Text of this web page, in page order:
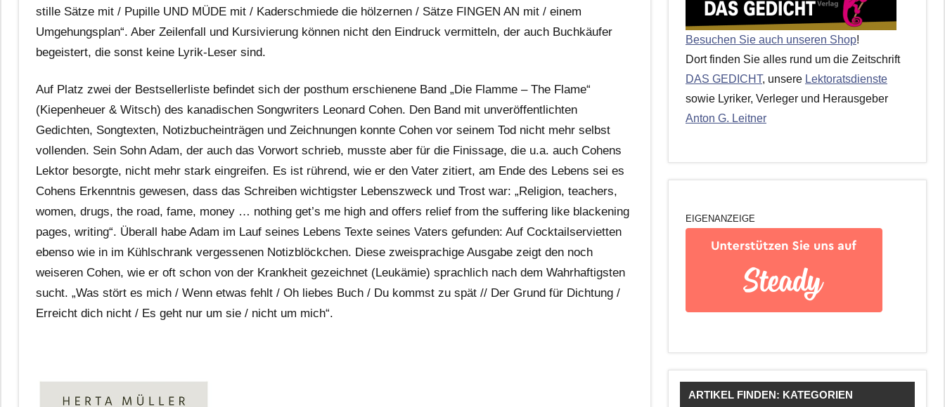
stille Sätze mit / Pupille UND MÜDE mit / Kaderschmiede die hölzernen / Sätze FINGEN AN mit / einem
Umgehungsplan“. Aber Zeilenfall und Kursivierung können nicht den Eindruck vermitteln, der auch Buchkäufer
begeistert, die sonst keine Lyrik-Leser sind.
Auf Platz zwei der Bestsellerliste befindet sich der posthum erschienene Band „Die Flamme – The Flame“
(Kiepenheuer & Witsch) des kanadischen Songwriters Leonard Cohen. Den Band mit unveröffentlichten
Gedichten, Songtexten, Notizbucheinträgen und Zeichnungen konnte Cohen vor seinem Tod nicht mehr selbst
vollenden. Sein Sohn Adam, der auch das Vorwort schrieb, musste aber für die Finissage, die u.a. auch Cohens
Lektor besorgte, nicht mehr stark eingreifen. Es ist rührend, wie er den Vater zitiert, am Ende des Lebens sei es
Cohens Erkenntnis gewesen, dass das Schreiben wichtigster Lebenszweck und Trost war: „Religion, teachers,
women, drugs, the road, fame, money … nothing get’s me high and offers relief from the suffering like blackening
pages, writing“. Überall habe Adam im Lauf seines Lebens Texte seines Vaters gefunden: Auf Cocktailservietten
ebenso wie in im Kühlschrank vergessenen Notizblöckchen. Diese zweisprachige Ausgabe zeigt den noch
weiseren Cohen, wie er oft schon von der Krankheit gezeichnet (Leukämie) sprachlich nach dem Wahrhaftigsten
sucht. „Was stört es mich / Wenn etwas fehlt / Oh liebes Buch / Du kommst zu spät // Der Grund für Dichtung /
Erreicht dich nicht / Es geht nur um sie / nicht um mich“.
Besuchen Sie auch unseren Shop!
Dort finden Sie alles rund um die Zeitschrift
DAS GEDICHT, unsere Lektoratsdienste
sowie Lyriker, Verleger und Herausgeber
Anton G. Leitner
EIGENANZEIGE
ARTIKEL FINDEN: KATEGORIEN